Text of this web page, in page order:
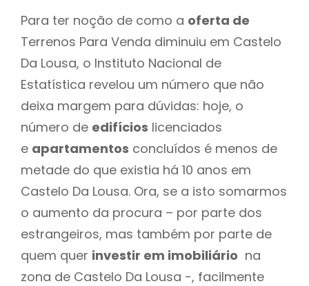
Para ter noção de como a oferta de
Terrenos Para Venda diminuiu em Castelo
Da Lousa, o Instituto Nacional de
Estatística revelou um número que não
deixa margem para dúvidas: hoje, o
número de edifícios licenciados
e apartamentos concluídos é menos de
metade do que existia há 10 anos em
Castelo Da Lousa. Ora, se a isto somarmos
o aumento da procura – por parte dos
estrangeiros, mas também por parte de
quem quer investir em imobiliário na
zona de Castelo Da Lousa -, facilmente